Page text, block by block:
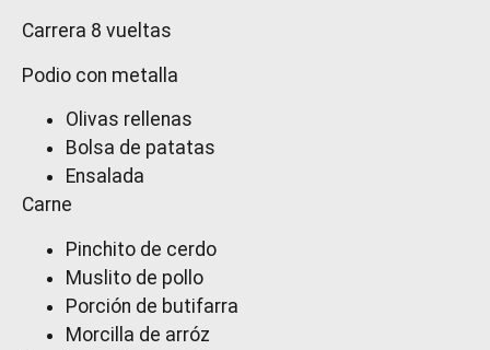
Carrera 8 vueltas
Podio con metalla
Olivas rellenas
Bolsa de patatas
Ensalada
Carne
Pinchito de cerdo
Muslito de pollo
Porción de butifarra
Morcilla de arróz